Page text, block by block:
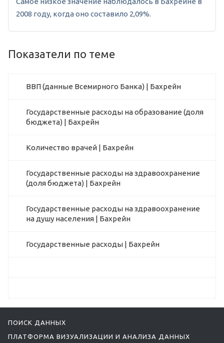
2008 году, когда оно составило 2,09%.
Показатели по теме
ВВП (данные Всемирного Банка) | Бахрейн
Государственные расходы на образование (доля
бюджета) | Бахрейн
Количество врачей | Бахрейн
Государственные расходы на здравоохранение
(доля бюджета) | Бахрейн
Государственные расходы на здравоохранение
на душу населения | Бахрейн
Государственные расходы | Бахрейн
ПОИСК ДАННЫХ
ПЛАТФОРМА ВИЗУАЛИЗАЦИИ И АНАЛИЗА ДАННЫХ